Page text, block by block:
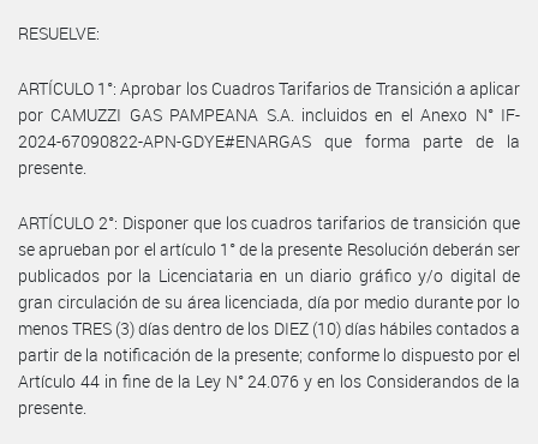
RESUELVE:
ARTÍCULO 1°: Aprobar los Cuadros Tarifarios de Transición a aplicar
por CAMUZZI GAS PAMPEANA S.A. incluidos en el Anexo N° IF-
2024-67090822-APN-GDYE#ENARGAS que forma parte de la
presente.
ARTÍCULO 2°: Disponer que los cuadros tarifarios de transición que
se aprueban por el artículo 1° de la presente Resolución deberán ser
publicados por la Licenciataria en un diario gráfico y/o digital de
gran circulación de su área licenciada, día por medio durante por lo
menos TRES (3) días dentro de los DIEZ (10) días hábiles contados a
partir de la notificación de la presente; conforme lo dispuesto por el
Artículo 44 in fine de la Ley N° 24.076 y en los Considerandos de la
presente.